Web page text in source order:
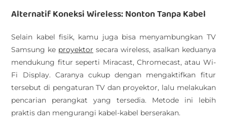
Alternatif Koneksi Wireless: Nonton Tanpa Kabel
Selain kabel fisik, kamu juga bisa menyambungkan TV
Samsung ke proyektor secara wireless, asalkan keduanya
mendukung fitur seperti Miracast, Chromecast, atau Wi-
Fi Display. Caranya cukup dengan mengaktifkan fitur
tersebut di pengaturan TV dan proyektor, lalu melakukan
pencarian perangkat yang tersedia. Metode ini lebih
praktis dan mengurangi kabel-kabel berserakan.